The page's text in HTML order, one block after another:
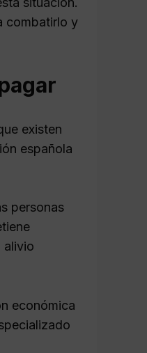
combatirlo y
existen
española
personas
alivio
económica